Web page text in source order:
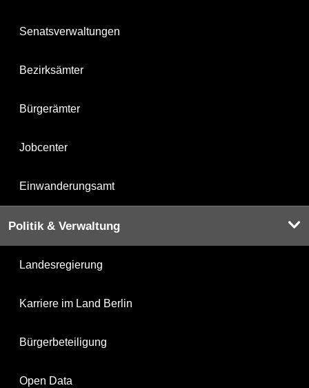
Senatsverwaltungen
Bezirksämter
Bürgerämter
Jobcenter
Einwanderungsamt
Politik & Verwaltung
Landesregierung
Karriere im Land Berlin
Bürgerbeteiligung
Open Data